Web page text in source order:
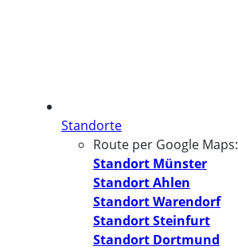
Standorte
Route per Google Maps:
Standort Münster
Standort Ahlen
Standort Warendorf
Standort Steinfurt
Standort Dortmund